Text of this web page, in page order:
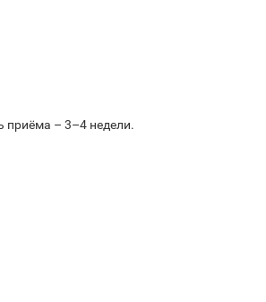
приёма – 3–4 недели.